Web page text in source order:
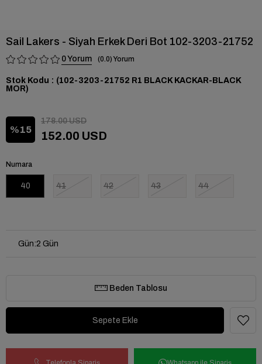
Sail Lakers - Siyah Erkek Deri Bot 102-3203-21752
0 0.0
Stok Kodu
(102-3203-21752 R1 BLACK KACKAR-BLACK
MOR)
15
178.00 USD
152.00 USD
Numara
40 41 42 43 44
Gün:2 Gün
Beden Tablosu